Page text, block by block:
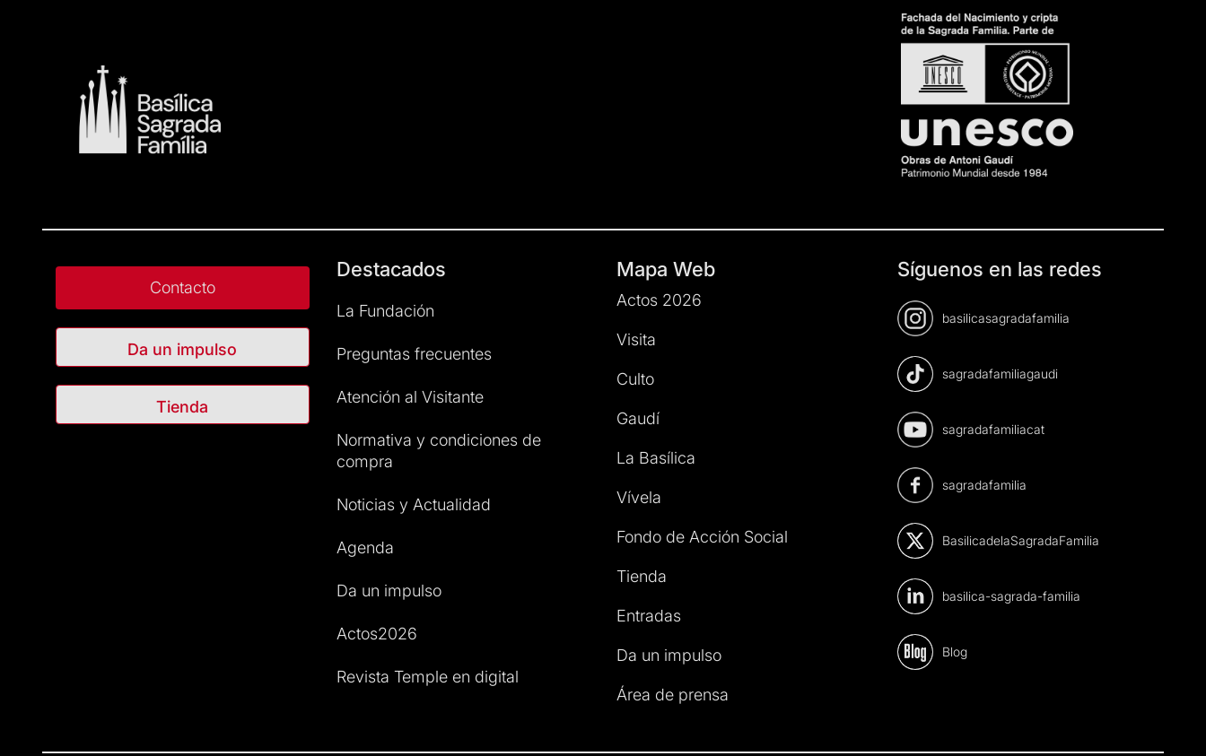
Contacto
Da un impulso
Tienda
Destacados
La Fundación
Preguntas frecuentes
Atención al Visitante
Normativa y condiciones de
compra
Noticias y Actualidad
Agenda
Da un impulso
Actos2026
Revista Temple en digital
Mapa Web
Actos 2026
Visita
Culto
Gaudí
La Basílica
Vívela
Fondo de Acción Social
Tienda
Entradas
Da un impulso
Área de prensa
Síguenos en las redes
basilicasagradafamilia
sagradafamiliagaudi
sagradafamiliacat
sagradafamilia
BasilicadelaSagradaFamilia
basilica-sagrada-familia
Blog